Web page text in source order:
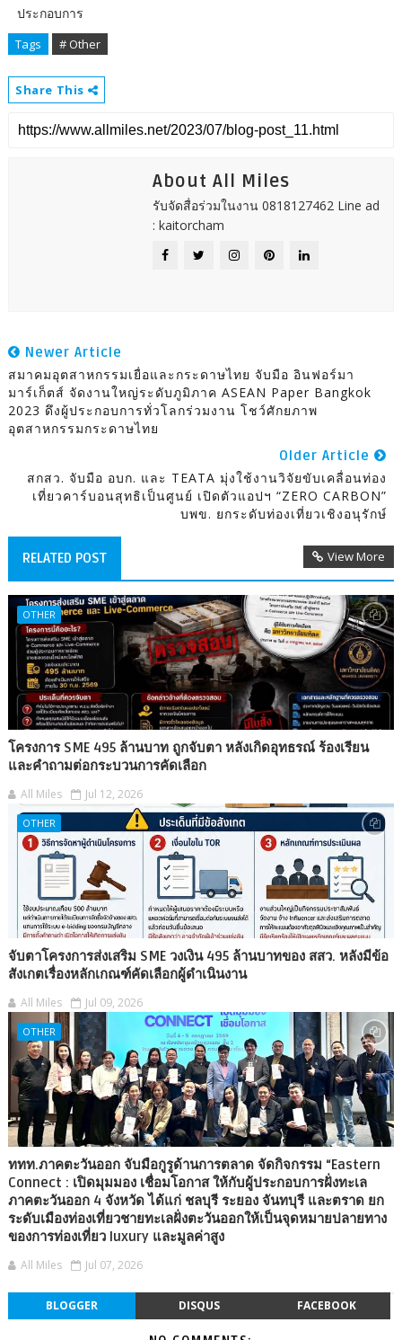
ประกอบการ
Tags # Other
Share This
About All Miles
รับจัดสื่อร่วมในงาน 0818127462 Line ad
: kaitorcham
Newer Article
สมาคมอุตสาหกรรมเยื่อและกระดาษไทย จับมือ อินฟอร์มา
มาร์เก็ตส์ จัดงานใหญ่ระดับภูมิภาค ASEAN Paper Bangkok
2023 ดึงผู้ประกอบการทั่วโลกร่วมงาน โชว์ศักยภาพ
อุตสาหกรรมกระดาษไทย
Older Article
สกสว. จับมือ อบก. และ TEATA มุ่งใช้งานวิจัยขับเคลื่อนท่อง
เที่ยวคาร์บอนสุทธิเป็นศูนย์ เปิดตัวแอปฯ “ZERO CARBON”
บพข. ยกระดับท่องเที่ยวเชิงอนุรักษ์
RELATED POST View More
OTHER
โครงการ SME 495 ล้านบาท ถูกจับตา หลังเกิดอุทธรณ์ ร้องเรียน
และคำถามต่อกระบวนการคัดเลือก
All Miles Jul 12, 2026
OTHER
จับตาโครงการส่งเสริม SME วงเงิน 495 ล้านบาทของ สสว. หลังมีข้อ
สังเกตเรื่องหลักเกณฑ์คัดเลือกผู้ดำเนินงาน
All Miles Jul 09, 2026
OTHER
ททท.ภาคตะวันออก จับมือกูรูด้านการตลาด จัดกิจกรรม “Eastern
Connect : เปิดมุมมอง เชื่อมโอกาส ให้กับผู้ประกอบการฝั่งทะเล
ภาคตะวันออก 4 จังหวัด ได้แก่ ชลบุรี ระยอง จันทบุรี และตราด ยก
ระดับเมืองท่องเที่ยวชายทะเลฝั่งตะวันออกให้เป็นจุดหมายปลายทาง
ของการท่องเที่ยว luxury และมูลค่าสูง
All Miles Jul 07, 2026
BLOGGER DISQUS FACEBOOK